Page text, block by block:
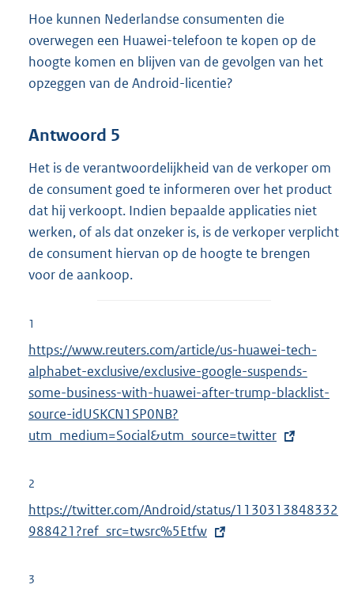
Hoe kunnen Nederlandse consumenten die
overwegen een Huawei-telefoon te kopen op de
hoogte komen en blijven van de gevolgen van het
opzeggen van de Android-licentie?
Antwoord 5
Het is de verantwoordelijkheid van de verkoper om
de consument goed te informeren over het product
dat hij verkoopt. Indien bepaalde applicaties niet
werken, of als dat onzeker is, is de verkoper verplicht
de consument hiervan op de hoogte te brengen
voor de aankoop.
1
E
x
t
e
r
e
i
n
:
https://www.reuters.com/article/us-huawei-tech-
alphabet-exclusive/exclusive-google-suspends-
some-business-with-huawei-after-trump-blacklist-
source-idUSKCN1SP0NB?
utm_medium=Social&utm_source=twitter
2
E
x
e
https://twitter.com/Android/status/1130313848332
988421?ref_src=twsrc%5Etfw
3